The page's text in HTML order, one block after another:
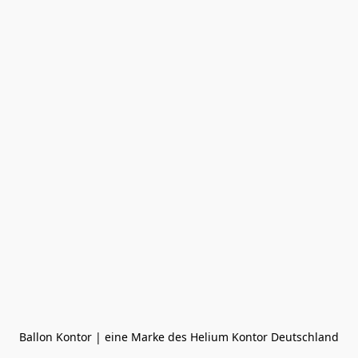
Ballon Kontor | eine Marke des Helium Kontor Deutschland